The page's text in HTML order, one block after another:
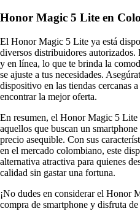
Honor Magic 5 Lite en
El Honor Magic 5 Lite ya está
diversos distribuidores
y en línea, lo que te brinda la
se ajuste a tus necesidades.
dispositivo en las tiendas cercanas
encontrar la mejor oferta.
En resumen, el Honor Magic 5 Lite
aquellos que buscan un
precio asequible. Con sus
en el mercado colombiano, este
alternativa atractiva para quienes
calidad sin gastar una fortuna.
¡No dudes en considerar el Honor
compra de smartphone y disfruta de